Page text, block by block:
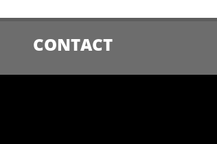
CONTACT